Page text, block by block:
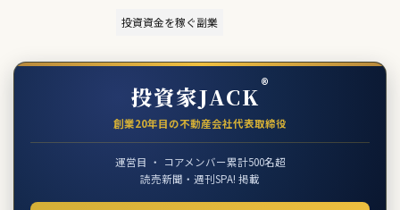
投資資金を稼ぐ副業
投資家JACK®
創業20年目の不動産会社代表取締役
運営目 ・ コアメンバー累計500名超
読売新聞・週刊SPA! 掲載